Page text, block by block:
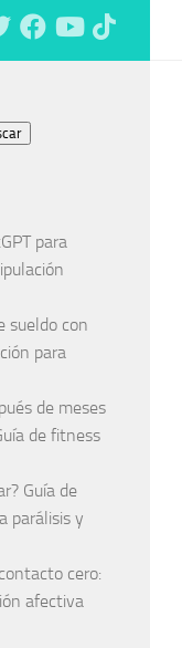
para
sueldo con
para
de meses
de fitness
Guía de
parálisis y
cero:
afectiva